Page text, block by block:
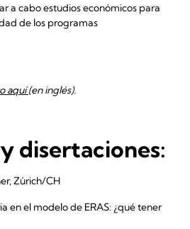
a cabo estudios económicos para
de los programas
aquí(en inglés).
disertaciones:
Zúrich/CH
en el modelo de ERAS: ¿qué tener